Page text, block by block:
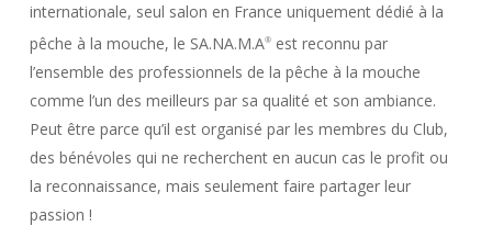
internationale, seul salon en France uniquement dédié à la
pêche à la mouche, le SA.NA.M.A®est reconnu par
l’ensemble des professionnels de la pêche à la mouche
comme l’un des meilleurs par sa qualité et son ambiance.
Peut être parce qu’il est organisé par les membres du Club,
des bénévoles qui ne recherchent en aucun cas le profit ou
la reconnaissance, mais seulement faire partager leur
passion !